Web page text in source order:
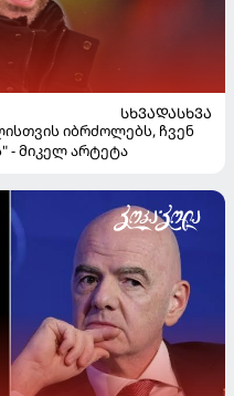
ᲡᲮᲕᲐᲓᲐᲡᲮᲕᲐ
იბრძოლებს, ჩვენ
- მიკელ არტეტა